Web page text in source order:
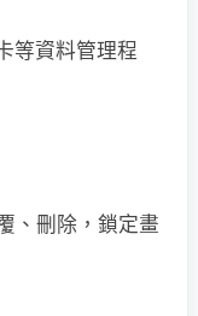
等資料管理程
、刪除，鎖定畫